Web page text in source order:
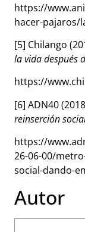
https://
hacer-pajaros/
[5] Chilango
la vida después
https://
[6] ADN40
reinserción
https://
26-06-00/
social-dando-
Autor